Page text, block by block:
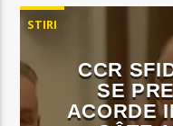
STIRI
CCR
SE
ACORDE